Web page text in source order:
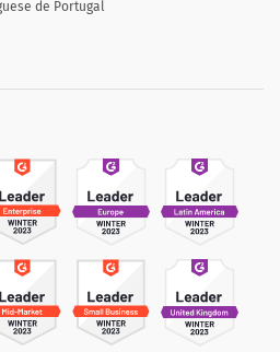
de Portugal